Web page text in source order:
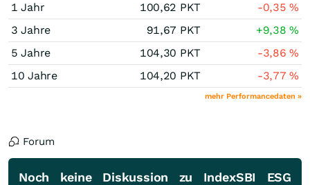
1 Jahr
100,62 PKT -0,35%
3 Jahre
91,67 PKT +9,38%
5 Jahre
104,30 PKT -3,86%
10 Jahre
104,20 PKT -3,77%
mehr Performancedaten »
Forum
Noch keine Diskussion zu IndexSBI ESG